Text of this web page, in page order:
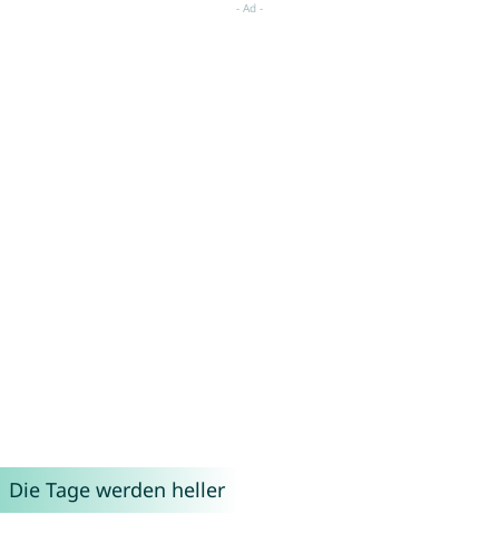
Die Tage werden heller